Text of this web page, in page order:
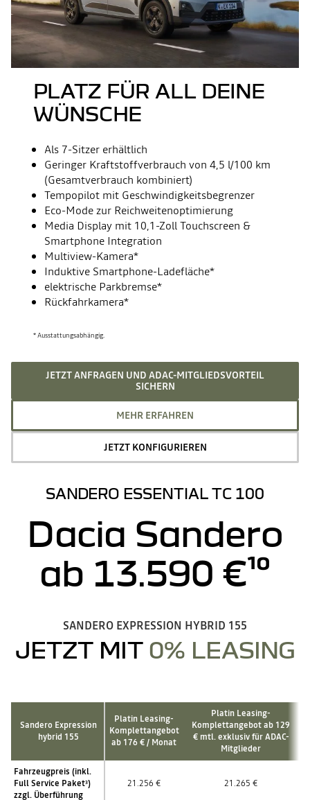
PLATZ FÜR ALL DEINE
WÜNSCHE
Als 7-Sitzer erhältlich
Geringer Kraftstoffverbrauch von 4,5 l/100 km
(Gesamtverbrauch kombiniert)
Tempopilot mit Geschwindigkeitsbegrenzer
Eco-Mode zur Reichweitenoptimierung
Media Display mit 10,1-Zoll Touchscreen &
Smartphone Integration
Multiview-Kamera​*
Induktive Smartphone-Ladefläche*
elektrische Parkbremse*
Rückfahrkamera*
* Ausstattungsabhängig.
JETZT ANFRAGEN UND ADAC-MITGLIEDSVORTEIL
SICHERN
MEHR ERFAHREN
JETZT KONFIGURIEREN
SANDERO ESSENTIAL TC 100
Dacia Sandero
ab 13.590 €¹⁰
SANDERO EXPRESSION HYBRID 155
JETZT MIT 0% LEASING
Sandero Expression
hybrid 155
Platin Leasing-
Komplettangebot
ab 176 € / Monat
Platin Leasing-
Komplettangebot ab 129
€ mtl. exklusiv für ADAC-
Mitglieder
Fahrzeugpreis (inkl.
Full Service Paket3)
zzgl. Überführung
21.256 € 21.265 €